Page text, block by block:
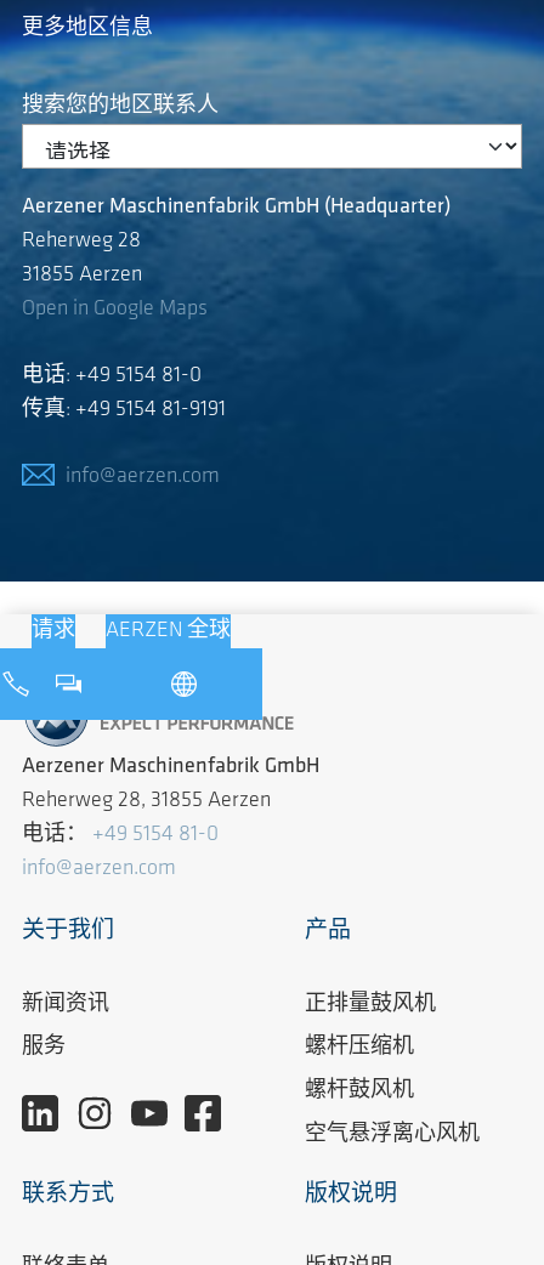
更多地区信息
搜索您的地区联系人
Aerzener Maschinenfabrik GmbH (Headquarter)
Reherweg 28
31855 Aerzen
Open in Google Maps
电话: +49 5154 81-0
传真: +49 5154 81-9191
info@aerzen.com
请求 AERZEN 全球
Aerzener Maschinenfabrik GmbH
Reherweg 28, 31855 Aerzen
电话： +49 5154 81-0
info@aerzen.com
关于我们
新闻资讯
服务
产品
正排量鼓风机
螺杆压缩机
螺杆鼓风机
空气悬浮离心风机
联系方式 版权说明